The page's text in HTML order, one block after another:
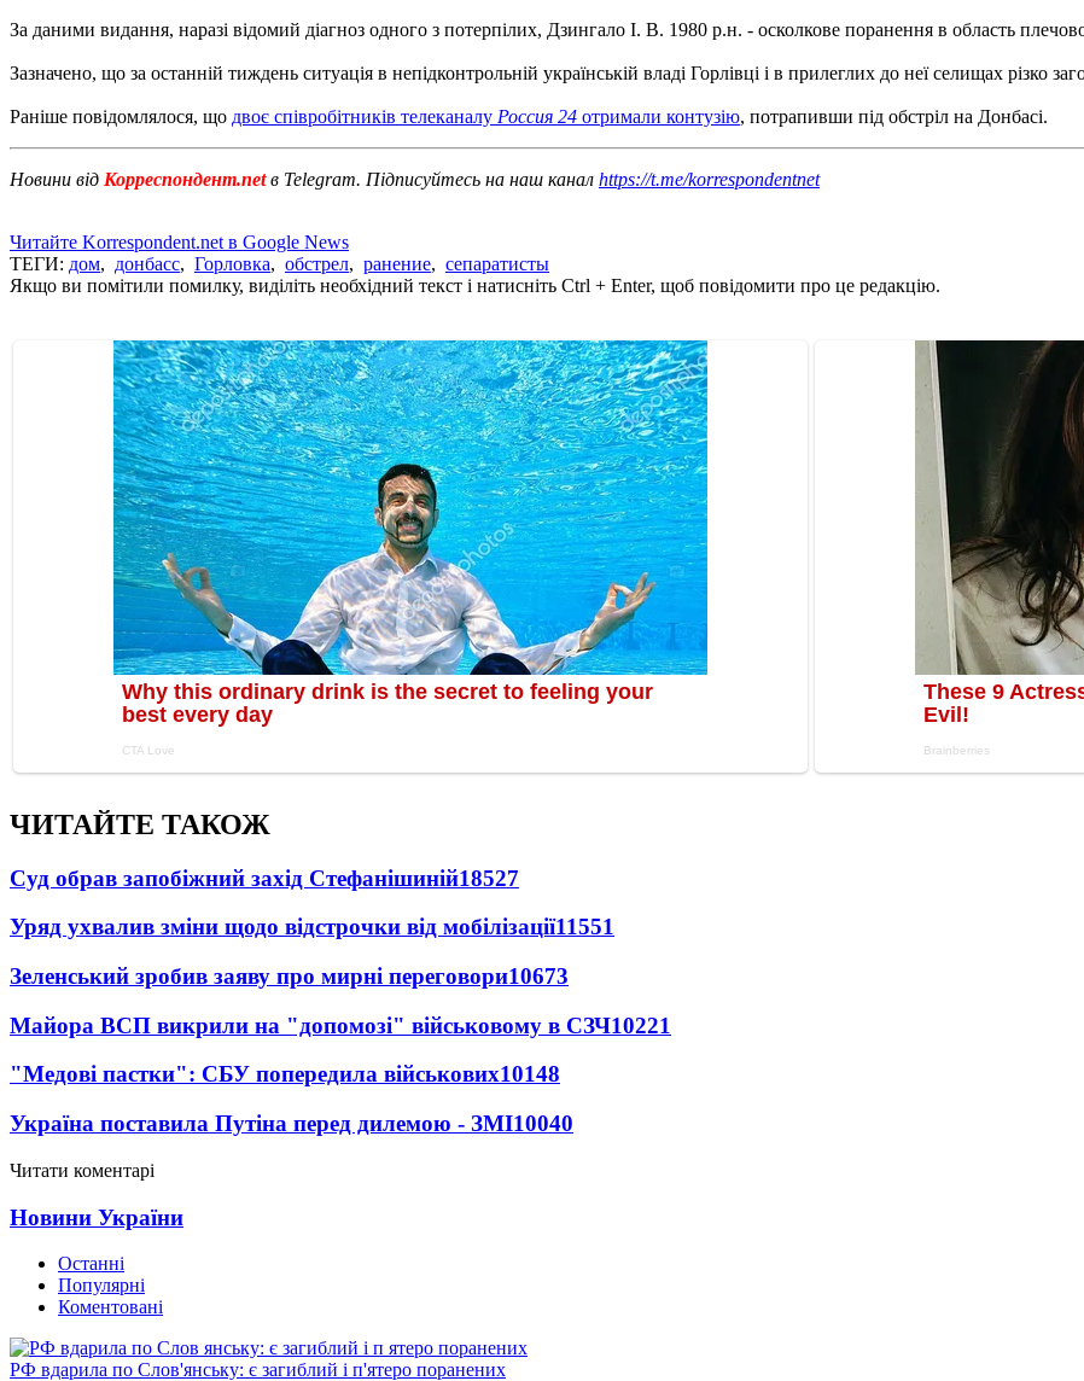
За даними видання, наразі відомий діагноз одного з потерпілих, Дзингало І. В. 1980 р.н. - осколкове поранення в область
Зазначено, що за останній тиждень ситуація в непідконтрольній українській владі Горлівці і в прилеглих до неї селищах різко
Раніше повідомлялося, що двоє співробітників телеканалу Россия 24 отримали контузію, потрапивши під обстріл на Донбасі.
Новини від Корреспондент.netв Telegram. Підписуйтесь на наш канал https://t.me/korrespondentnet
Читайте Korrespondent.net в Google News
ТЕГИ: дом, донбасс, Горловка, обстрел, ранение, сепаратисты
Якщо ви помітили помилку, виділіть необхідний текст і натисніть Ctrl + Enter, щоб повідомити про це редакцію.
ЧИТАЙТЕ ТАКОЖ
Суд обрав запобіжний захід Стефанішиній18527
Уряд ухвалив зміни щодо відстрочки від мобілізації11551
Зеленський зробив заяву про мирні переговори10673
Майора ВСП викрили на "допомозі" військовому в СЗЧ10221
"Медові пастки": СБУ попередила військових10148
Україна поставила Путіна перед дилемою - ЗМІ10040
Читати коментарі
Новини України
Останні
Популярні
Коментовані
РФ вдарила по Слов'янську: є загиблий і п'ятеро поранених